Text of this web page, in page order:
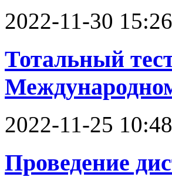
2022-11-30
Тотальный
2022-11-25
Проведение